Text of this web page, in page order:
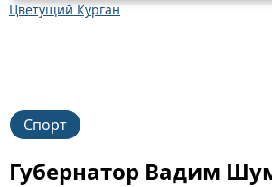
Цветущий Курган
Спорт
Губернатор Вадим